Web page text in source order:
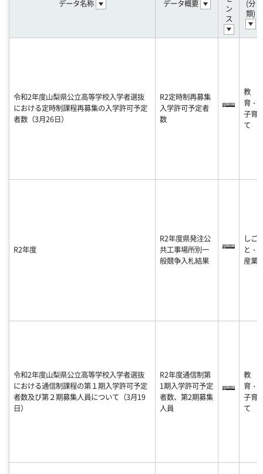
データ名称 データ概要
ン
ス
(分
類)
令和2年度山梨県公立高等学校入学者選抜
における定時制課程再募集の入学許可予定
者数（3月26日）
R2定時制再募集
入学許可予定者
数
教
育・
子育
て
R2年度
R2年度県発注公
共工事場所別一
般競争入札結果
しご
と・
産業
令和2年度山梨県公立高等学校入学者選抜
における通信制課程の第１期入学許可予定
者数及び第２期募集人員について（3月19
日）
R2年度通信制第
1期入学許可予定
者数、第2期募集
人員
教
育・
子育
て